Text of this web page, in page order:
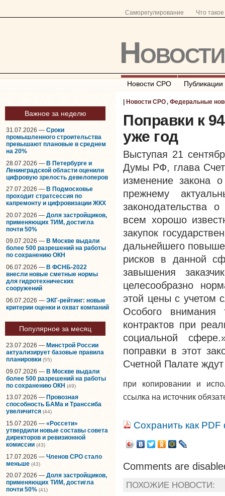
Саморегулирование Что
Новости СРО Публикации
Важное за неделю
31.07.2026 — Сроки
промышленного строительства
превышают плановые в среднем
на 20%
28.07.2026 — В Петербурге и
Ленинградской области оценили
цифровую зрелость девелоперов
27.07.2026 — В Подмосковье
проходит стратсессия по
капремонту и цифровизации ЖКХ
20.07.2026 — Доля застройщиков,
применяющих ТИМ, достигла
почти 50%
09.07.2026 — В Москве выдали
более 500 разрешений на работы
по сохранению ОКН
06.07.2026 — В ФСНБ-2022
внесли новые сметные нормы
для гидротехнических
сооружений
06.07.2026 — ЭКГ-рейтинг: новые
критерии оценки и охват компаний
Популярное за месяц
23.07.2026 — Минстрой России
актуализирует базовые правила
планировки (55)
09.07.2026 — В Москве выдали
более 500 разрешений на работы
по сохранению ОКН (49)
13.07.2026 — Провозная
способность БАМа и Транссиба
увеличится (44)
15.07.2026 — «Россети»
утвердили новые составы совета
директоров и ревизионной
комиссии (43)
17.07.2026 — Членов СРО стало
меньше (43)
20.07.2026 — Доля застройщиков,
применяющих ТИМ, достигла
почти 50% (41)
Новости СРО, Федеральные
Поправки к
уже год
Выступая 21
Думы РФ, глава
изменение закона
прежнему
законодательства
всем хорошо
закупок
дальнейшего
рисков в данной
завышения
целесообразно
этой цены с учетом
Особого внимания
контрактов при
социальной
поправки в этот
Счетной Палате
при копировании и
ссылка на источник
Сохранить как
Comments are
ПОХОЖИЕ НОВОСТИ: